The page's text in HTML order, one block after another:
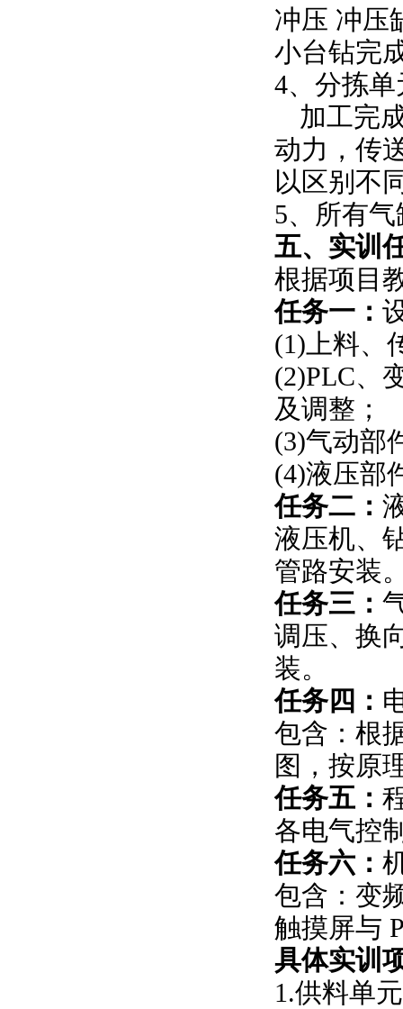
冲压 冲压
小台钻完
4、分拣单
加工完
动力，传
以区别不
5、所有
五、实训
根据项目
任务一：
(1)上料、
(2)PLC、
及调整；
(3)气动部
(4)液压部
任务二：
液压机、
管路安装
任务三：
调压、换
装。
任务四：
包含：根
图，按原
任务五：
各电气控
任务六：
包含：变
触摸屏与
具体实训
1.供料单